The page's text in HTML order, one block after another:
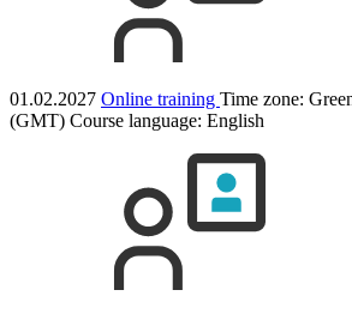
01.02.2027 Online training Time zone:
(GMT) Course language: English